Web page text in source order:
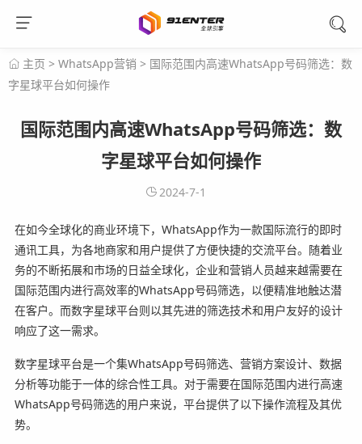
主页 > WhatsApp营销 > 国际范围内高速WhatsApp号码筛选：数
字星球平台如何操作
国际范围内高速WhatsApp号码筛选：数
字星球平台如何操作
2024-7-1
在如今全球化的商业环境下，WhatsApp作为一款国际流行的即时
通讯工具，为各地商家和用户提供了方便快捷的交流平台。随着业
务的不断拓展和市场的日益全球化，企业和营销人员越来越需要在
国际范围内进行高效率的WhatsApp号码筛选，以便精准地触达潜
在客户。而数字星球平台则以其先进的筛选技术和用户友好的设计
响应了这一需求。
数字星球平台是一个集WhatsApp号码筛选、营销方案设计、数据
分析等功能于一体的综合性工具。对于需要在国际范围内进行高速
WhatsApp号码筛选的用户来说，平台提供了以下操作流程及其优
势。